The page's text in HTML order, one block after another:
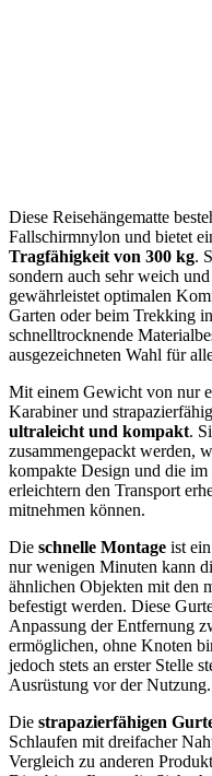
Diese Reisehängematte
Fallschirmnylon und bietet
Tragfähigkeit von 300 kg.
sondern auch sehr weich
gewährleistet optimalen
Garten oder beim Trekking
⁤schnelltrocknende
‍ausgezeichneten Wahl für
Mit einem Gewicht von nur​
Karabiner und
ultraleicht und kompakt.
zusammengepackt werden,
kompakte Design und die im
⁣erleichtern den Transport
mitnehmen können.
Die schnelle Montage ist
nur wenigen Minuten kann
ähnlichen⁤ Objekten mit den
befestigt werden. ⁢Diese
Anpassung‍ der Entfernung⁣
ermöglichen, ohne Knoten
jedoch stets an erster Stelle
Ausrüstung vor der Nutzung.
Die strapazierfähigen
​Schlaufen mit dreifacher
Vergleich zu anderen